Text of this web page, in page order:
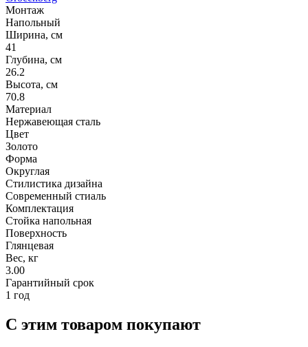
Монтаж
Напольный
Ширина, см
41
Глубина, см
26.2
Высота, см
70.8
Материал
Нержавеющая сталь
Цвет
Золото
Форма
Округлая
Стилистика дизайна
Современный стиаль
Комплектация
Стойка напольная
Поверхность
Глянцевая
Вес, кг
3.00
Гарантийный срок
1 год
С этим товаром покупают